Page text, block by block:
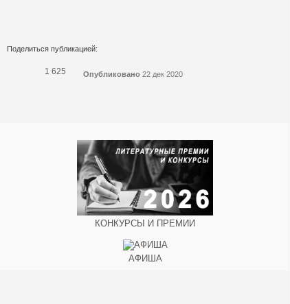
Поделиться публикацией:
1 625 Опубликовано 22 дек 2020
КОНКУРСЫ И ПРЕМИИ
АФИША